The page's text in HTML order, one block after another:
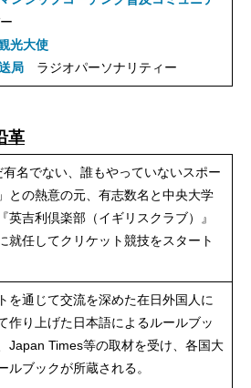
光大使
局 ラジオパーソナリティー
革
名でない、誰もやっていないスポー
との熱意の元、有志数名と中央大学
英吉利倶楽部（イギリスクラブ）』
就任してクリケット競技をスタート
を通じて交流を深めた在日外国人に
作り上げた日本語によるルールブッ
Japan Times等の取材を受け、各国大
ルブックが所蔵される。